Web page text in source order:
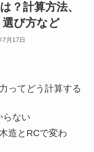
？計算方法、
び方など
7月17日
ってどう計算する
らない
造とRCで変わ